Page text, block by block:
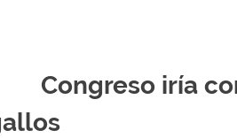
Congreso iría